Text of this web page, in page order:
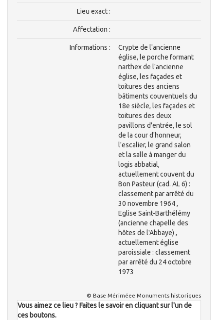
Lieu exact :
Affectation :
Informations :
Crypte de l'ancienne
église, le porche formant
narthex de l'ancienne
église, les façades et
toitures des anciens
bâtiments couventuels du
18e siècle, les façades et
toitures des deux
pavillons d'entrée, le sol
de la cour d'honneur,
l'escalier, le grand salon
et la salle à manger du
logis abbatial,
actuellement couvent du
Bon Pasteur (cad. AL 6) :
classement par arrêté du
30 novembre 1964 ,
Eglise Saint-Barthélémy
(ancienne chapelle des
hôtes de l'Abbaye) ,
actuellement église
paroissiale : classement
par arrêté du 24 octobre
1973
© Base Mériméee Monuments historiques
Vous aimez ce lieu ? Faites le savoir en cliquant sur l'un de
ces boutons.